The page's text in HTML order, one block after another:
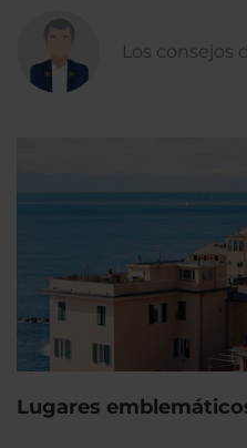
Los consejos
Lugares